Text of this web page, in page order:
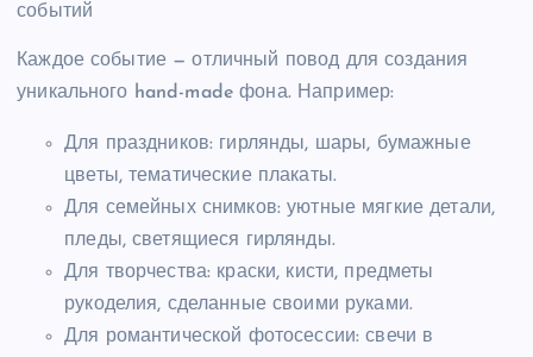
событий
Каждое событие — отличный повод для создания
уникального hand-made фона. Например:
Для праздников: гирлянды, шары, бумажные
цветы, тематические плакаты.
Для семейных снимков: уютные мягкие детали,
пледы, светящиеся гирлянды.
Для творчества: краски, кисти, предметы
рукоделия, сделанные своими руками.
Для романтической фотосессии: свечи в